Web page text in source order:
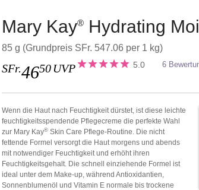
Mary Kay® Hydrating
85 g (Grundpreis SFr. 547.06 per 1 kg)
SFr.4650 UVP 5.0 6
Wenn die Haut nach Feuchtigkeit dürstet, ist diese leichte
feuchtigkeitsspendende Pflegecreme die perfekte Wahl
zur Mary Kay® Skin Care Pflege-Routine. Die nicht
fettende Formel versorgt die Haut morgens und abends
mit notwendiger Feuchtigkeit und erhöht ihren
Feuchtigkeitsgehalt. Die schnell einziehende Formel ist
ideal unter dem Make-up, während Antioxidantien,
Sonnenblumenöl und Vitamin E normale bis trockene